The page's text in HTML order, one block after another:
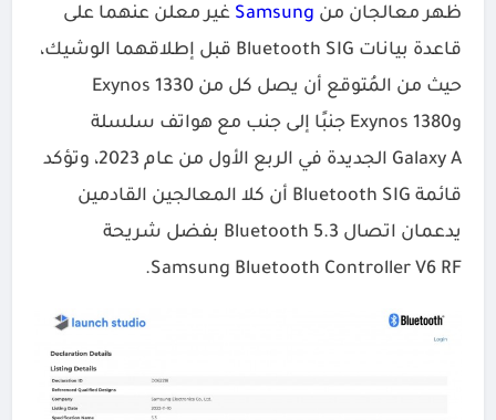
ظهر معالجان من Samsung غير معلن عنهما على
قاعدة بيانات Bluetooth SIG قبل إطلاقهما الوشيك،
حيث من المُتوقع أن يصل كل من Exynos 1330
وExynos 1380 جنبًا إلى جنب مع هواتف سلسلة
Galaxy A الجديدة في الربع الأول من عام 2023، وتؤكد
قائمة Bluetooth SIG أن كلا المعالجين القادمين
يدعمان اتصال Bluetooth 5.3 بفضل شريحة
Samsung Bluetooth Controller V6 RF.